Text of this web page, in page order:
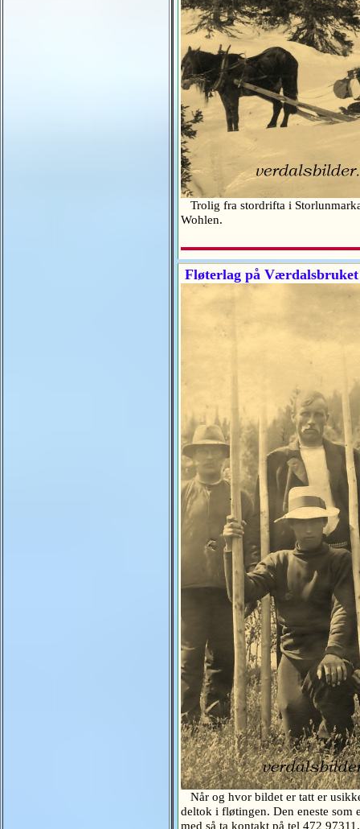
Trolig fra stordrifta i
Wohlen.
Fløterlag på
Når og hvor bildet er tatt er
deltok i fløtingen. Den eneste som
med så ta kontakt på tel 472